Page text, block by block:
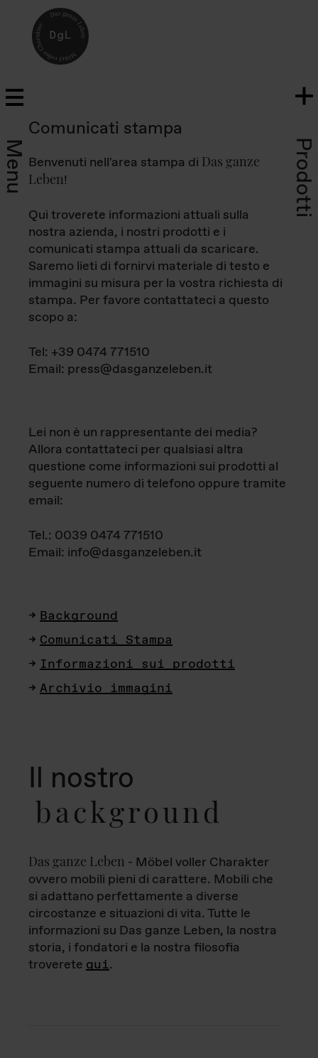
Menu Prodotti
Comunicati stampa
Benvenuti nell'area stampa di Das ganze
Leben!
Qui troverete informazioni attuali sulla
nostra azienda, i nostri prodotti e i
comunicati stampa attuali da scaricare.
Saremo lieti di fornirvi materiale di testo e
immagini su misura per la vostra richiesta di
stampa. Per favore contattateci a questo
scopo a:
Tel: +39 0474 771510
Email: press@dasganzeleben.it
Lei non è un rappresentante dei media?
Allora contattateci per qualsiasi altra
questione come informazioni sui prodotti al
seguente numero di telefono oppure tramite
email:
Tel.: 0039 0474 771510
Email: info@dasganzeleben.it
Background
Comunicati Stampa
Informazioni sui prodotti
Archivio immagini
Il nostro
background
Das ganze Leben - Möbel voller Charakter
ovvero mobili pieni di carattere. Mobili che
si adattano perfettamente a diverse
circostanze e situazioni di vita. Tutte le
informazioni su Das ganze Leben, la nostra
storia, i fondatori e la nostra filosofia
troverete qui.